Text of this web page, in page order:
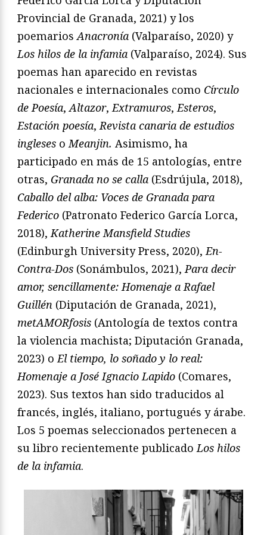
Provincial de Granada, 2021) y los
poemarios Anacronía (Valparaíso, 2020) y
Los hilos de la infamia (Valparaíso, 2024). Sus
poemas han aparecido en revistas
nacionales e internacionales como Círculo
de Poesía, Altazor, Extramuros, Esteros,
Estación poesía, Revista canaria de estudios
ingleses o Meanjin. Asimismo, ha
participado en más de 15 antologías, entre
otras, Granada no se calla (Esdrújula, 2018),
Caballo del alba: Voces de Granada para
Federico (Patronato Federico García Lorca,
2018), Katherine Mansfield Studies
(Edinburgh University Press, 2020), En-
Contra-Dos (Sonámbulos, 2021), Para decir
amor, sencillamente: Homenaje a Rafael
Guillén (Diputación de Granada, 2021),
metAMORfosis (Antología de textos contra
la violencia machista; Diputación Granada,
2023) o El tiempo, lo soñado y lo real:
Homenaje a José Ignacio Lapido (Comares,
2023). Sus textos han sido traducidos al
francés, inglés, italiano, portugués y árabe.
Los 5 poemas seleccionados pertenecen a
su libro recientemente publicado Los hilos
de la infamia.